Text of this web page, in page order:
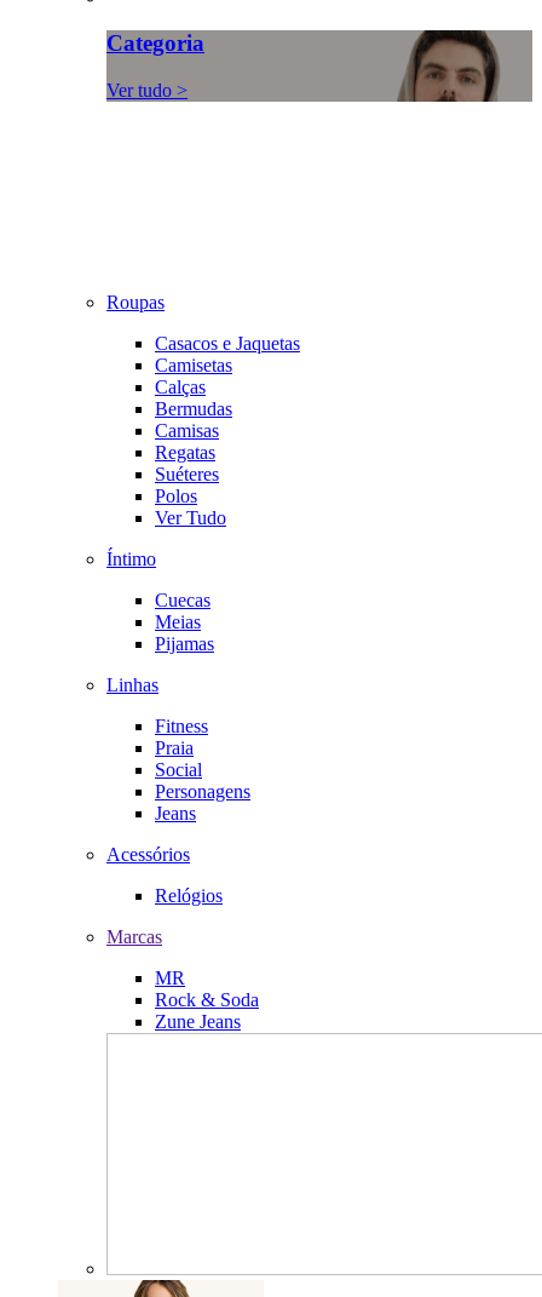
Categoria
Ver tudo >
Roupas
Casacos e Jaquetas
Camisetas
Calças
Bermudas
Camisas
Regatas
Suéteres
Polos
Ver Tudo
Íntimo
Cuecas
Meias
Pijamas
Linhas
Fitness
Praia
Social
Personagens
Jeans
Acessórios
Relógios
Marcas
MR
Rock & Soda
Zune Jeans